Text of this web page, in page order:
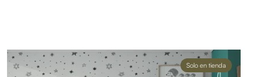
Solo en tienda